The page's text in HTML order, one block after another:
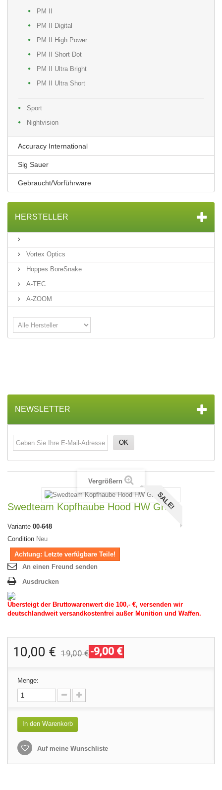
PM II
PM II Digital
PM II High Power
PM II Short Dot
PM II Ultra Bright
PM II Ultra Short
Sport
Nightvision
Accuracy International
Sig Sauer
Gebraucht/Vorführware
HERSTELLER
Vortex Optics
Hoppes BoreSnake
A-TEC
A-ZOOM
NEWSLETTER
OK
SALE!
Vergrößern
Swedteam Kopfhaube Hood HW Green
Variante 00-648
Condition Neu
Achtung: Letzte verfügbare Teile!
An einen Freund senden
Ausdrucken
Übersteigt der Bruttowarenwert die 100,- €, versenden wir
deutschlandweit versandkostenfrei außer Munition und Waffen.
10,00 € 19,00 € -9,00 €
Menge:
In den Warenkorb
Auf meine Wunschliste